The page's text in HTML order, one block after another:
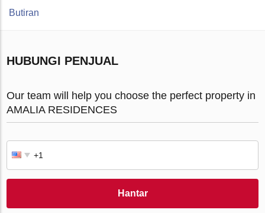
Butiran
HUBUNGI PENJUAL
Our team will help you choose the perfect property in
AMALIA RESIDENCES
Hantar